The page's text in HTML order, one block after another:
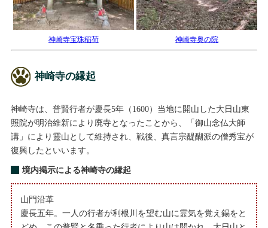
神崎寺宝珠稲荷 神崎寺奥の院
神崎寺の縁起
神崎寺は、普賢行者が慶長5年（1600）当地に開山した大日山東
照院が明治維新により廃寺となったことから、「御山念仏大師
講」により靈山として維持され、戦後、真言宗醍醐派の僧秀宝が
復興したといいます。
境内掲示による神崎寺の縁起
山門沿革
慶長五年。一人の行者が利根川を望む山に霊気を覚え錫をと